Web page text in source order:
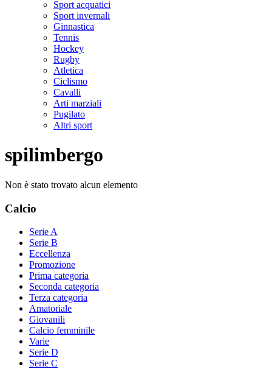
Sport acquatici
Sport invernali
Ginnastica
Tennis
Hockey
Rugby
Atletica
Ciclismo
Cavalli
Arti marziali
Pugilato
Altri sport
spilimbergo
Non è stato trovato alcun elemento
Calcio
Serie A
Serie B
Eccellenza
Promozione
Prima categoria
Seconda categoria
Terza categoria
Amatoriale
Giovanili
Calcio femminile
Varie
Serie D
Serie C